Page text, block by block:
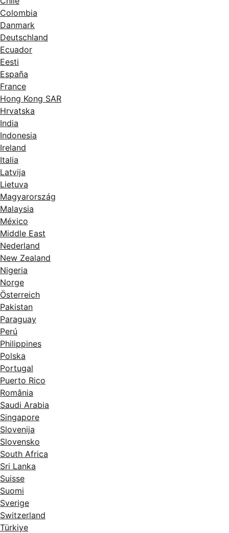
Colombia
Danmark
Deutschland
Ecuador
Eesti
España
France
Hong Kong SAR
Hrvatska
India
Indonesia
Ireland
Italia
Latvija
Lietuva
Magyarország
Malaysia
México
Middle East
Nederland
New Zealand
Nigeria
Norge
Österreich
Pakistan
Paraguay
Perú
Philippines
Polska
Portugal
Puerto Rico
România
Saudi Arabia
Singapore
Slovenija
Slovensko
South Africa
Sri Lanka
Suisse
Suomi
Sverige
Switzerland
Türkiye